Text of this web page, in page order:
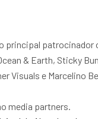
principal patrocinador
& Earth, Sticky
Visuals e Marcelino
media partners.